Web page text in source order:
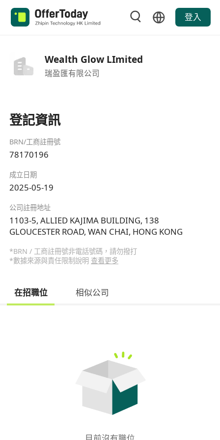
登入
Wealth Glow LImited
瑞盈匯有限公司
登記資訊
BRN/工商註冊號
78170196
成立日期
2025-05-19
公司註冊地址
1103-5, ALLIED KAJIMA BUILDING, 138
GLOUCESTER ROAD, WAN CHAI, HONG KONG
*BRN / 工商註冊號非電話號碼，請勿撥打
*數據來源與責任限制說明 查看更多
在招職位 相似公司